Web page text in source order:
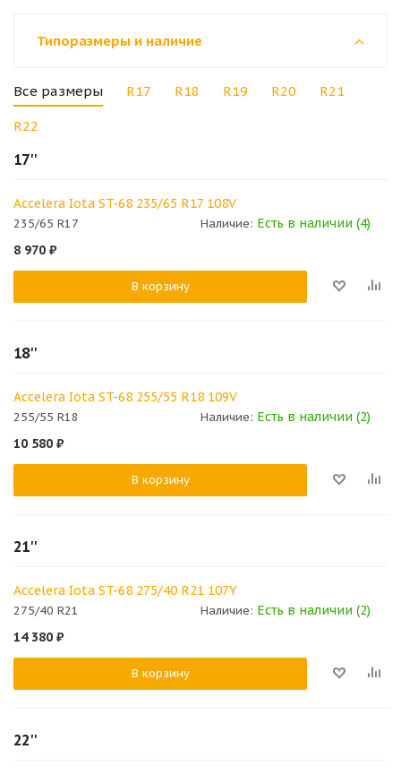
Типоразмеры и наличие
Все размеры R17 R18 R19 R20 R21
R22
17''
Accelera Iota ST-68 235/65 R17 108V
235/65 R17 Наличие: Есть в наличии (4)
8 970 ₽
В корзину
18''
Accelera Iota ST-68 255/55 R18 109V
255/55 R18 Наличие: Есть в наличии (2)
10 580 ₽
В корзину
21''
Accelera Iota ST-68 275/40 R21 107Y
275/40 R21 Наличие: Есть в наличии (2)
14 380 ₽
В корзину
22''